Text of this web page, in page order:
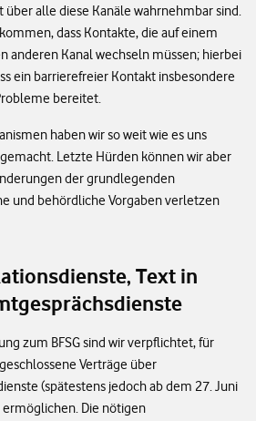
alle diese Kanäle wahrnehmbar sind.
dass Kontakte, die auf einem
anderen Kanal wechseln müssen; hierbei
ein barrierefreier Kontakt insbesondere
bereitet.
haben wir so weit wie es uns
Letzte Hürden können wir aber
der grundlegenden
und behördliche Vorgaben verletzen
Text in
zum BFSG sind wir verpflichtet, für
Verträge über
(spätestens jedoch ab dem 27. Juni
ermöglichen. Die nötigen